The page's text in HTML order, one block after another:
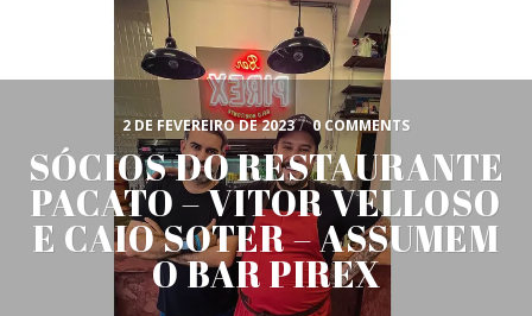
2 DE FEVEREIRO DE 2023 / 0 COMMENTS
SÓCIOS DO RESTAURANTE
PACATO – VITOR VELLOSO
E CAIO SOTER – ASSUMEM
O BAR PIREX